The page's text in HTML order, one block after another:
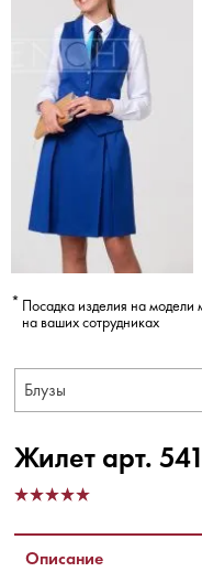
Посадка изделия на модели
на ваших сотрудниках
Блузы
Жилет арт.
Описание